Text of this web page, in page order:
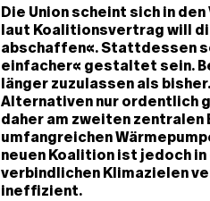
Die Union scheint sich in
laut Koalitionsvertrag will
abschaffen«. Stattdessen
einfacher« gestaltet sein.
länger zuzulassen als
Alternativen nur ordentlich
daher am zweiten
umfangreichen
neuen Koalition ist jedoch
verbindlichen Klimazielen
ineffizient.